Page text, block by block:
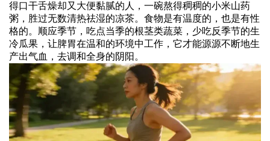
得口干舌燥却又大便黏腻的人，一碗熬得稠稠的小米山药
粥，胜过无数清热祛湿的凉茶。食物是有温度的，也是有性
格的。顺应季节，吃点当季的根茎类蔬菜，少吃反季节的生
冷瓜果，让脾胃在温和的环境中工作，它才能源源不断地生
产出气血，去调和全身的阴阳。